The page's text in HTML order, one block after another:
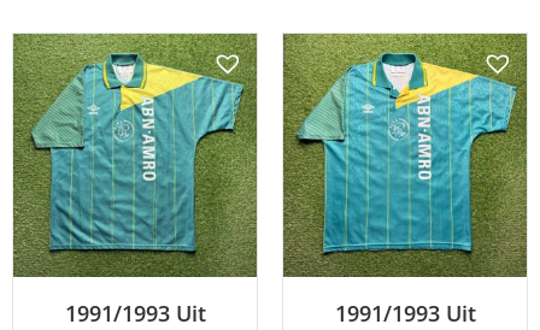
1991/1993 Uit 1991/1993 Uit